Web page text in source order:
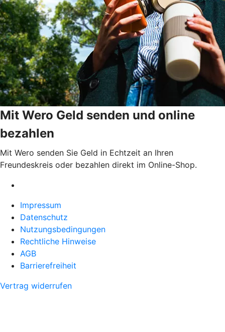
Mit Wero Geld senden und online
bezahlen
Mit Wero senden Sie Geld in Echtzeit an Ihren
Freundeskreis oder bezahlen direkt im Online-Shop.
Impressum
Datenschutz
Nutzungsbedingungen
Rechtliche Hinweise
AGB
Barrierefreiheit
Vertrag widerrufen